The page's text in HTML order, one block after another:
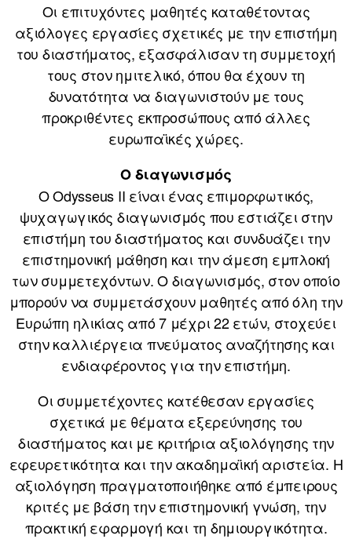
Οι επιτυχόντες μαθητές καταθέτοντας
αξιόλογες εργασίες σχετικές με την επιστήμη
του διαστήματος, εξασφάλισαν τη συμμετοχή
τους στον ημιτελικό, όπου θα έχουν τη
δυνατότητα να διαγωνιστούν με τους
προκριθέντες εκπροσώπους από άλλες
ευρωπαϊκές χώρες.
Ο διαγωνισμός
Ο Odysseus II είναι ένας επιμορφωτικός,
ψυχαγωγικός διαγωνισμός που εστιάζει στην
επιστήμη του διαστήματος και συνδυάζει την
επιστημονική μάθηση και την άμεση εμπλοκή
των συμμετεχόντων. Ο διαγωνισμός, στον οποίο
μπορούν να συμμετάσχουν μαθητές από όλη την
Ευρώπη ηλικίας από 7 μέχρι 22 ετών, στοχεύει
στην καλλιέργεια πνεύματος αναζήτησης και
ενδιαφέροντος για την επιστήμη.
Οι συμμετέχοντες κατέθεσαν εργασίες
σχετικά με θέματα εξερεύνησης του
διαστήματος και με κριτήρια αξιολόγησης την
εφευρετικότητα και την ακαδημαϊκή αριστεία. Η
αξιολόγηση πραγματοποιήθηκε από έμπειρους
κριτές με βάση την επιστημονική γνώση, την
πρακτική εφαρμογή και τη δημιουργικότητα.